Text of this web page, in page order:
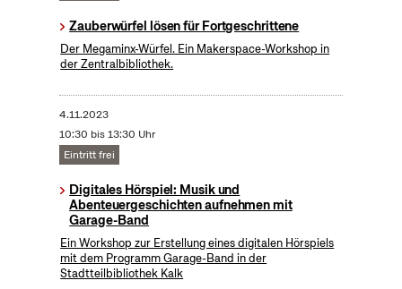
​Zauberwürfel lösen für Fortgeschrittene
Der Megaminx-Würfel. Ein Makerspace-Workshop in
der Zentralbibliothek.
4.11.2023
10:30 bis 13:30 Uhr
Eintritt frei
Digitales Hörspiel: Musik und
Abenteuergeschichten aufnehmen mit
Garage-Band
Ein Workshop zur Erstellung eines digitalen Hörspiels
mit dem Programm Garage-Band in der
Stadtteilbibliothek Kalk